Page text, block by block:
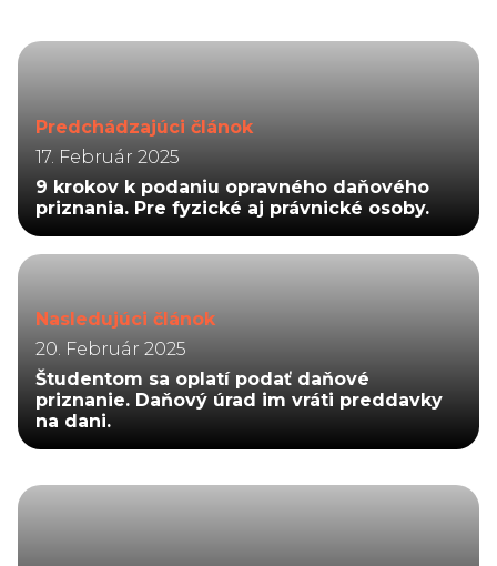
Predchádzajúci článok
17. Február 2025
9 krokov k podaniu opravného daňového
priznania. Pre fyzické aj právnické osoby.
Nasledujúci článok
20. Február 2025
Študentom sa oplatí podať daňové
priznanie. Daňový úrad im vráti preddavky
na dani.